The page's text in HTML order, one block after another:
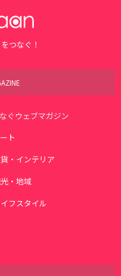
つなぐ！
ぐウェブマガジン
ト
・インテリア
・地域
フスタイル